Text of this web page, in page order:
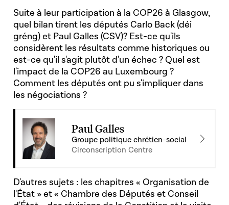
Suite à leur participation à la COP26 à Glasgow,
quel bilan tirent les députés Carlo Back (déi
gréng) et Paul Galles (CSV)? Est-ce qu'ils
considèrent les résultats comme historiques ou
est-ce qu'il s'agit plutôt d'un échec ? Quel est
l'impact de la COP26 au Luxembourg ?
Comment les députés ont pu s'impliquer dans
les négociations ?
Paul Galles
Groupe politique chrétien-social
Circonscription Centre
D'autres sujets : les chapitres « Organisation de
l'État » et « Chambre des Députés et Conseil